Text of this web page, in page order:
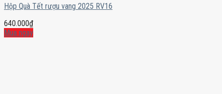
Hộp Quà Tết rượu vang 2025 RV16
640.000₫
Mua ngay